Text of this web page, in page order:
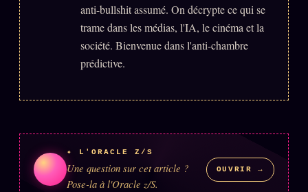
Auteurs
Personas
Qui baise qui
Charte éditoriale
Studios
anti-bullshit assumé. On décrypte ce qui se
trame dans les médias, l'IA, le cinéma et la
société. Bienvenue dans l'anti-chambre
prédictive.
✦ L'ORACLE Z/S
Une question sur cet article ?
Pose-la à l'Oracle z/S.
OUVRIR →